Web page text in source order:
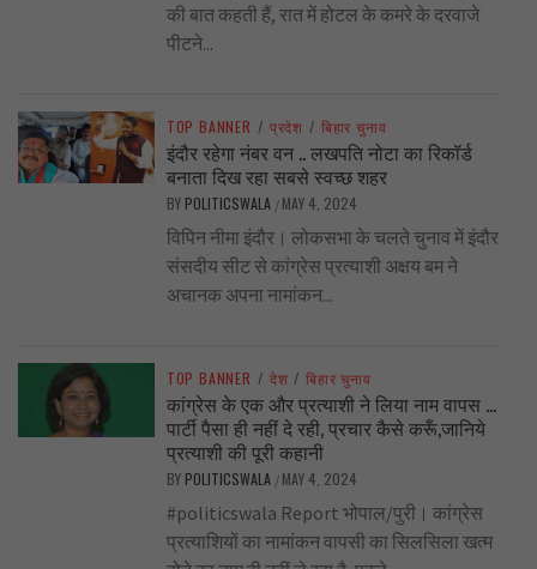
की बात कहती हैं, रात में होटल के कमरे के दरवाजे
पीटने...
TOP BANNER / प्रदेश / बिहार चुनाव
इंदौर रहेगा नंबर वन .. लखपति नोटा का रिकॉर्ड
बनाता दिख रहा सबसे स्वच्छ शहर
BY POLITICSWALA / MAY 4, 2024
विपिन नीमा इंदौर। लोकसभा के चलते चुनाव में इंदौर
संसदीय सीट से कांग्रेस प्रत्याशी अक्षय बम ने
अचानक अपना नामांकन...
TOP BANNER / देश / बिहार चुनाव
कांग्रेस के एक और प्रत्याशी ने लिया नाम वापस …
पार्टी पैसा ही नहीं दे रही, प्रचार कैसे करूँ,जानिये
प्रत्याशी की पूरी कहानी
BY POLITICSWALA / MAY 4, 2024
#politicswala Report भोपाल/पुरी। कांग्रेस
प्रत्याशियों का नामांकन वापसी का सिलसिला खत्म